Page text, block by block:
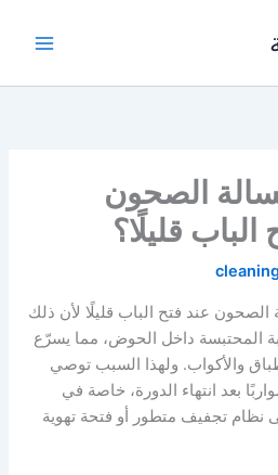
الصحون
قليلًا؟
عند فتح الباب قليلًا لأن ذلك
المحتبسة داخل الحوض، مما يسرّع
والأكواب. ولهذا السبب توصي
بعد انتهاء الدورة، خاصة في
نظام تجفيف متطور أو فتحة تهوية